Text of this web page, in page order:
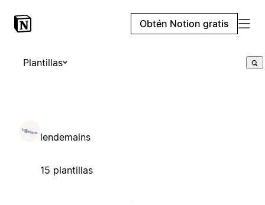
Obtén Notion gratis
Plantillas
lendemains
15 plantillas